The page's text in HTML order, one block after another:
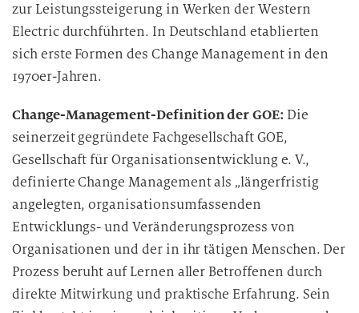
zur Leistungssteigerung in Werken der Western
Electric durchführten. In Deutschland etablierten
sich erste Formen des Change Management in den
1970er-Jahren.
Change-Management-Definition der GOE: Die
seinerzeit gegründete Fachgesellschaft GOE,
Gesellschaft für Organisationsentwicklung e. V.,
definierte Change Management als „längerfristig
angelegten, organisationsumfassenden
Entwicklungs- und Veränderungsprozess von
Organisationen und der in ihr tätigen Menschen. Der
Prozess beruht auf Lernen aller Betroffenen durch
direkte Mitwirkung und praktische Erfahrung. Sein